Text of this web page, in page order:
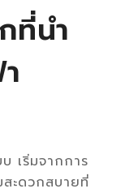
ที่นำ
เริ่มจากการ
สะดวกสบายที่